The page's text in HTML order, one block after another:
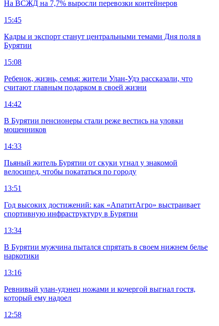
На ВСЖД на 7,7% выросли перевозки контейнеров
15:45
Кадры и экспорт станут центральными темами Дня поля в
Бурятии
15:08
Ребенок, жизнь, семья: жители Улан-Удэ рассказали, что
считают главным подарком в своей жизни
14:42
В Бурятии пенсионеры стали реже вестись на уловки
мошенников
14:33
Пьяный житель Бурятии от скуки угнал у знакомой
велосипед, чтобы покататься по городу
13:51
Год высоких достижений: как «АпатитАгро» выстраивает
спортивную инфраструктуру в Бурятии
13:34
В Бурятии мужчина пытался спрятать в своем нижнем белье
наркотики
13:16
Ревнивый улан-удэнец ножами и кочергой выгнал гостя,
который ему надоел
12:58